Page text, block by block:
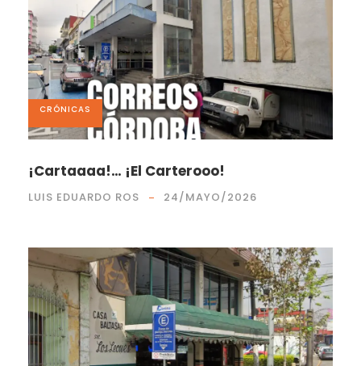
CRÓNICAS
¡Cartaaaa!… ¡El Carterooo!
LUIS EDUARDO ROS 24/MAYO/2026